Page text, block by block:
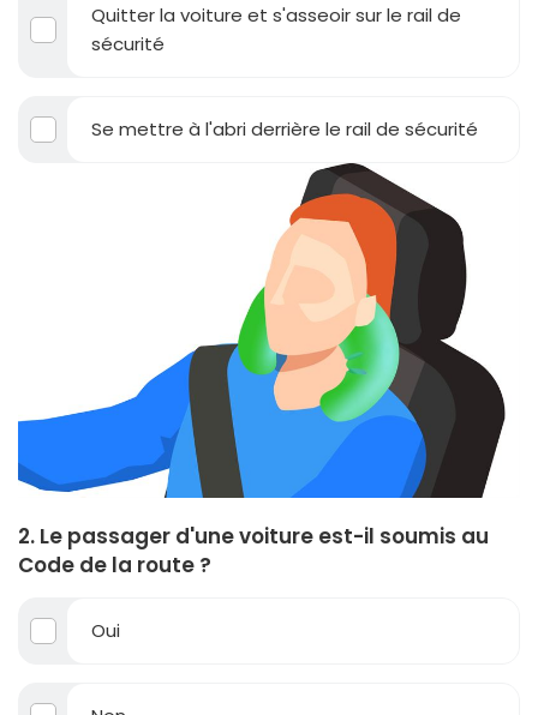
Quitter la voiture et s'asseoir sur le rail de
sécurité
Se mettre à l'abri derrière le rail de sécurité
2. Le passager d'une voiture est-il soumis au
Code de la route ?
Oui